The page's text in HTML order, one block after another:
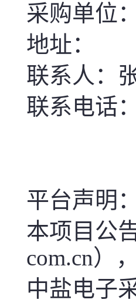
采购单位
地址：
联系人：
联系电话
平台声明：
本项目公
com.cn）
中盐电子